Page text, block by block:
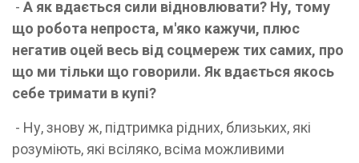
- А як вдається сили відновлювати? Ну, тому
що робота непроста, м'яко кажучи, плюс
негатив оцей весь від соцмереж тих самих, про
що ми тільки що говорили. Як вдається якось
себе тримати в купі?
- Ну, знову ж, підтримка рідних, близьких, які
розуміють, які всіляко, всіма можливими